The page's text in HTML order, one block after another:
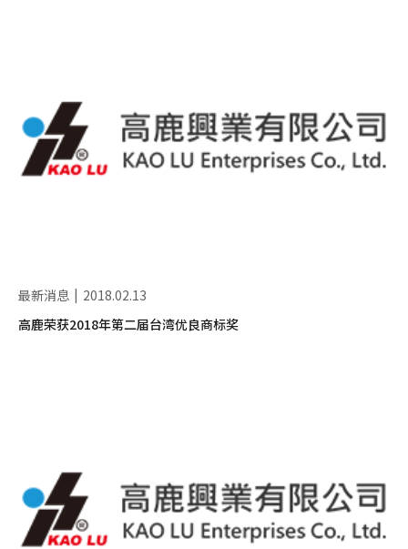
最新消息
2018.02.13
高鹿荣获2018年第二届台湾优良商标奖